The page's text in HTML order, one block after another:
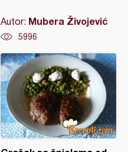
Autor: Mubera Živojević
5996